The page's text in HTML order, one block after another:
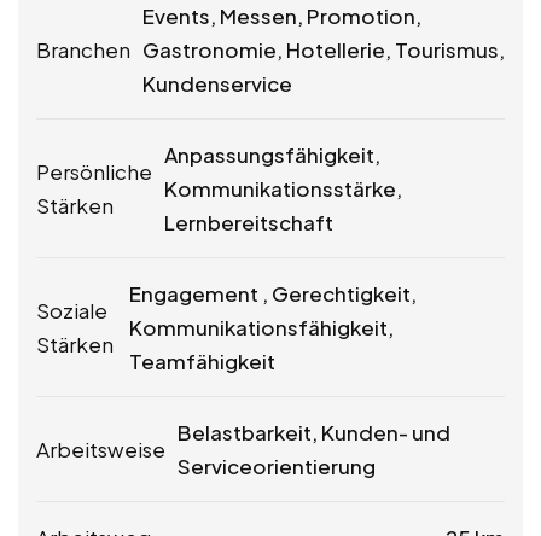
Branchen
Events, Messen, Promotion,
Gastronomie, Hotellerie, Tourismus,
Kundenservice
Persönliche
Stärken
Anpassungsfähigkeit,
Kommunikationsstärke,
Lernbereitschaft
Soziale
Stärken
Engagement , Gerechtigkeit,
Kommunikationsfähigkeit,
Teamfähigkeit
Arbeitsweise
Belastbarkeit, Kunden- und
Serviceorientierung